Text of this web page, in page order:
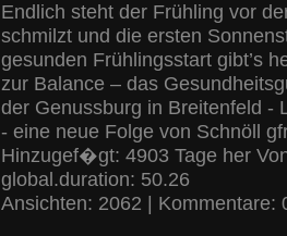
Endlich steht der Frühling vor
schmilzt und die ersten
gesunden Frühlingsstart gibt’s
zur Balance – das
der Genussburg in Breitenfeld -
- eine neue Folge von Schnöll
Hinzugef�gt: 4903 Tage her
global.duration: 50.26
Ansichten: 2062 | Kommentare: